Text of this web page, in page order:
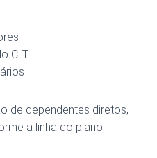
CLT
de dependentes diretos,
a linha do plano